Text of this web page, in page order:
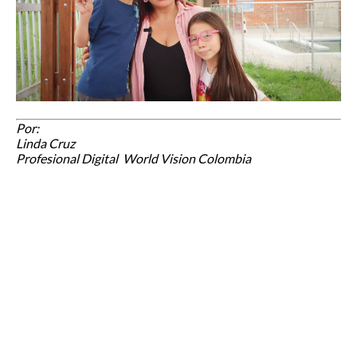
Por:
Linda Cruz
Profesional Digital World Vision Colombia